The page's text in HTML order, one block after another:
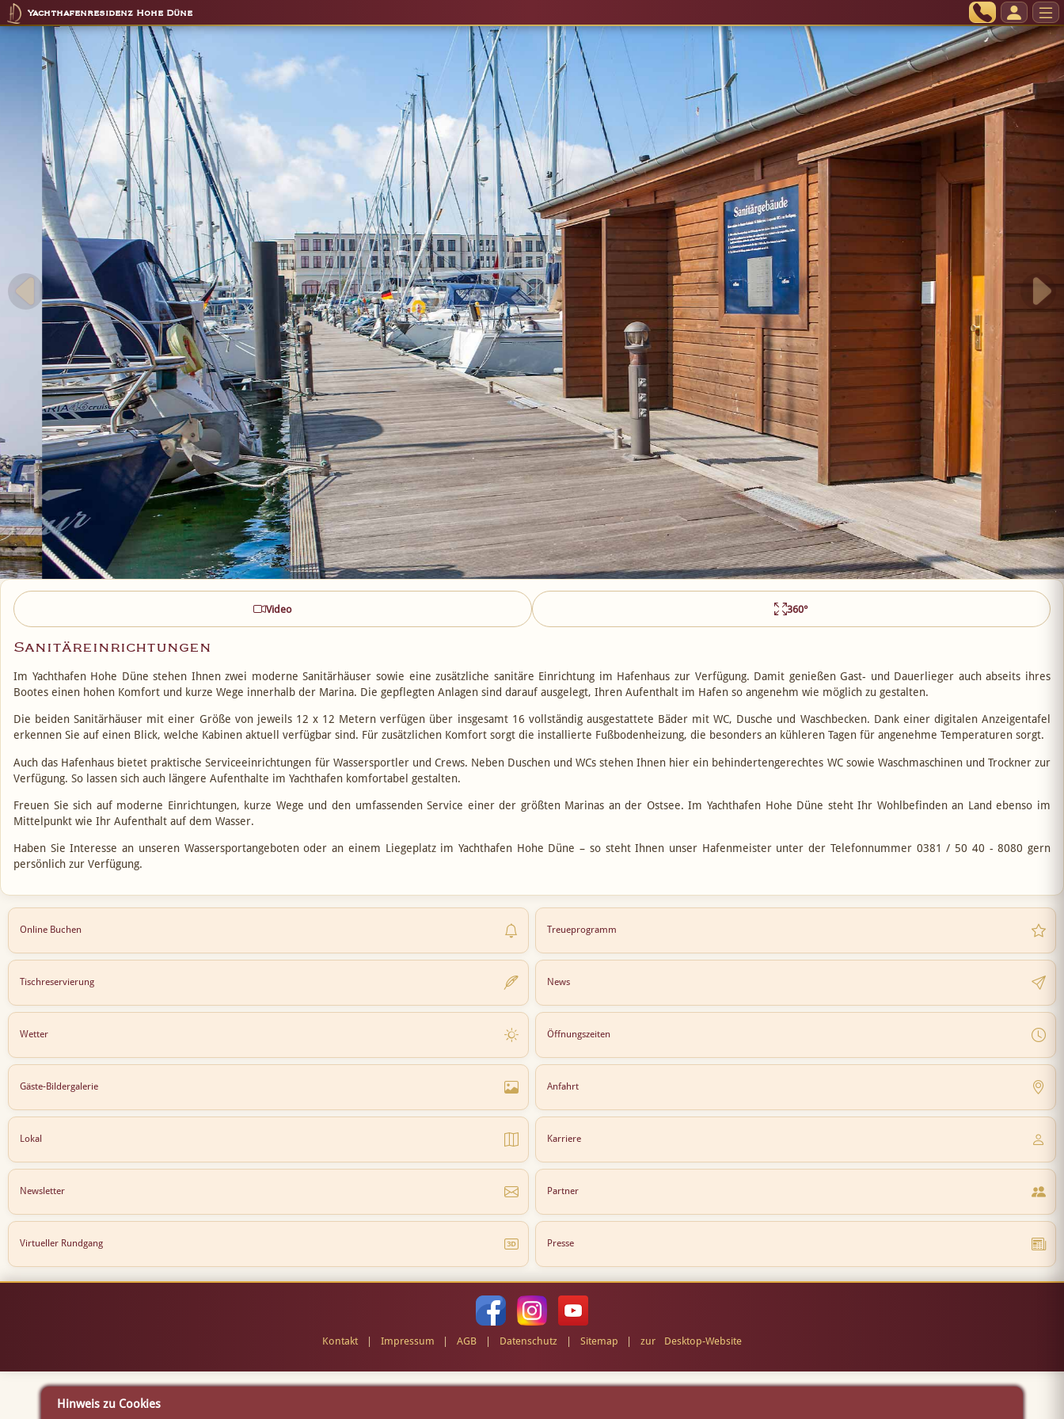
Yachthafenresidenz Hohe Düne
Video 360°
Sanitäreinrichtungen
Im Yachthafen Hohe Düne stehen Ihnen zwei moderne Sanitärhäuser sowie eine zusätzliche sanitäre Einrichtung im Hafenhaus zur Verfügung. Damit genießen Gast- und Dauerlieger auch abseits ihres
Bootes einen hohen Komfort und kurze Wege innerhalb der Marina. Die gepflegten Anlagen sind darauf ausgelegt, Ihren Aufenthalt im Hafen so angenehm wie möglich zu gestalten.
Die beiden Sanitärhäuser mit einer Größe von jeweils 12 x 12 Metern verfügen über insgesamt 16 vollständig ausgestattete Bäder mit WC, Dusche und Waschbecken. Dank einer digitalen Anzeigentafel
erkennen Sie auf einen Blick, welche Kabinen aktuell verfügbar sind. Für zusätzlichen Komfort sorgt die installierte Fußbodenheizung, die besonders an kühleren Tagen für angenehme Temperaturen sorgt.
Auch das Hafenhaus bietet praktische Serviceeinrichtungen für Wassersportler und Crews. Neben Duschen und WCs stehen Ihnen hier ein behindertengerechtes WC sowie Waschmaschinen und Trockner zur
Verfügung. So lassen sich auch längere Aufenthalte im Yachthafen komfortabel gestalten.
Freuen Sie sich auf moderne Einrichtungen, kurze Wege und den umfassenden Service einer der größten Marinas an der Ostsee. Im Yachthafen Hohe Düne steht Ihr Wohlbefinden an Land ebenso im
Mittelpunkt wie Ihr Aufenthalt auf dem Wasser.
Haben Sie Interesse an unseren Wassersportangeboten oder an einem Liegeplatz im Yachthafen Hohe Düne – so steht Ihnen unser Hafenmeister unter der Telefonnummer 0381 / 50 40 - 8080 gern
persönlich zur Verfügung.
Online Buchen Treueprogramm
Tischreservierung News
Wetter Öffnungszeiten
Gäste-Bildergalerie Anfahrt
Lokal Karriere
Newsletter Partner
Virtueller Rundgang Presse
Kontakt Impressum |AGB Datenschutz Sitemap |zur Desktop-Website
Hinweis zu Cookies